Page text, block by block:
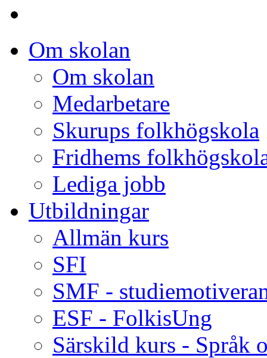
Om skolan
Om skolan
Medarbetare
Skurups folkhögskola
Fridhems
Lediga jobb
Utbildningar
Allmän kurs
SFI
SMF -
ESF - FolkisUng
Särskild kurs - Språk